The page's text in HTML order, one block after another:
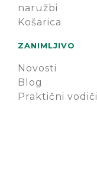
naružbi
Košarica
ZANIMLJIVO
Novosti
Blog
Praktični vodiči